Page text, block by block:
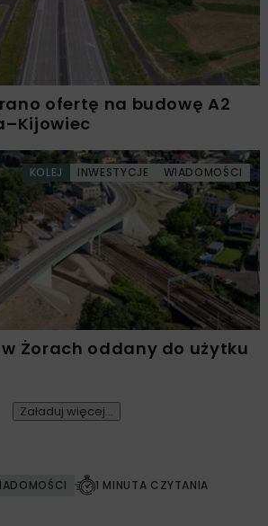
ofertę na budowę A2
KOLEJ INWESTYCJE WIADOMOŚCI
Żorach oddany do użytku
Załaduj więcej...
1 MINUTA CZYTANIA